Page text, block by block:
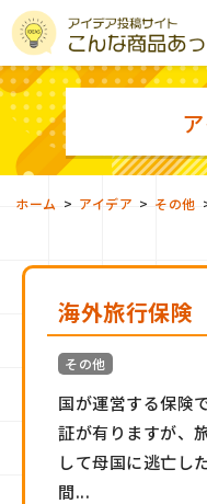
ホーム > アイデア > その他
海外旅行保険
その他
国が運営する保険
証が有りますが、
して母国に逃亡し
間...